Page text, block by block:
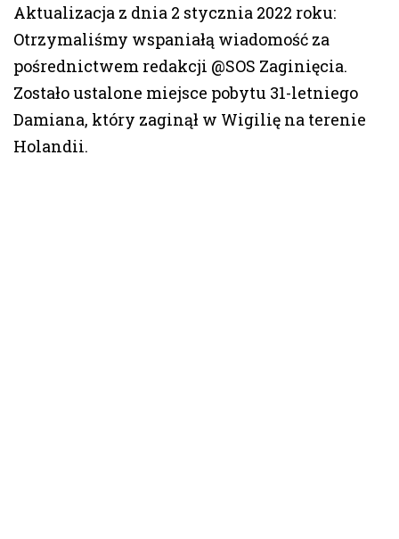
Aktualizacja z dnia 2 stycznia 2022 roku:
Otrzymaliśmy wspaniałą wiadomość za
pośrednictwem redakcji @SOS Zaginięcia.
Zostało ustalone miejsce pobytu 31-letniego
Damiana, który zaginął w Wigilię na terenie
Holandii.